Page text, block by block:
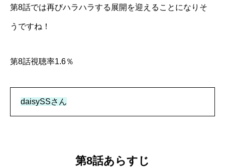
第8話では再びハラハラする展開を迎えることになりそ
うですね！
第8話視聴率1.6％
daisySSさん
第8話あらすじ